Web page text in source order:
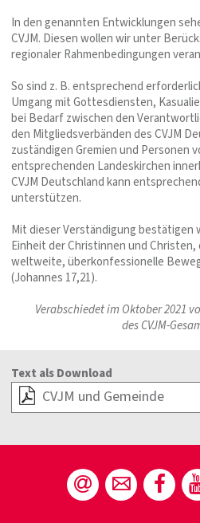
In den genannten Entwicklungen
CVJM. Diesen wollen wir unter
regionaler Rahmenbedingungen
So sind z. B. entsprechend
Umgang mit Gottesdiensten,
bei Bedarf zwischen den
den Mitgliedsverbänden des CVJM
zuständigen Gremien und Personen
entsprechenden Landeskirchen
CVJM Deutschland kann
unterstützen.
Mit dieser Verständigung bestätigen
Einheit der Christinnen und Christen,
weltweite, überkonfessionelle
(Johannes 17,21).
Verabschiedet im Oktober 2021
des CVJM-
Text als Download
CVJM und Gemeinde